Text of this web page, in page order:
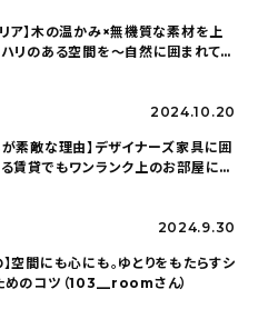
リア】木の温かみ×無機質な素材を上
リのある空間を〜自然に囲まれて暮
）
2024.10.20
が素敵な理由】デザイナーズ家具に囲
賃貸でもワンランク上のお部屋に〜
しのこと（_____chika708さん）
2024.9.30
空間にも心にも。ゆとりをもたらすシ
めのコツ（103__roomさん）